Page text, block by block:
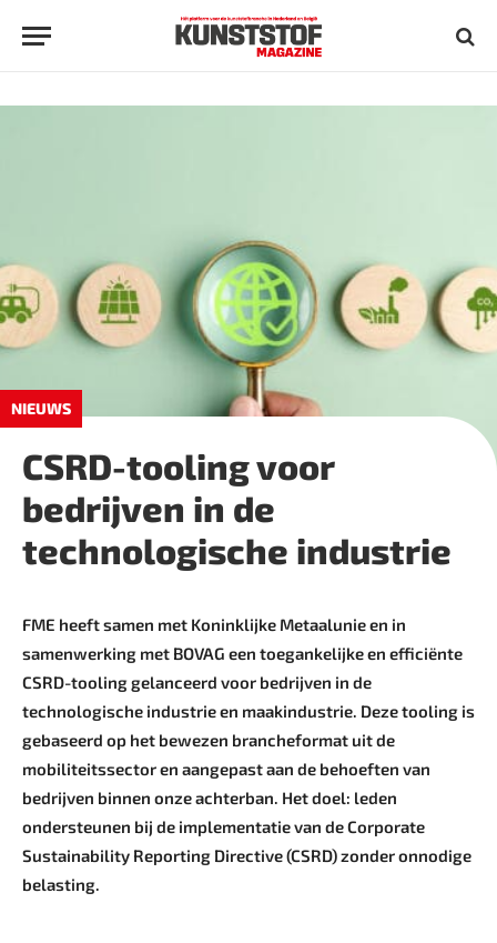
NIEUWS
CSRD-tooling voor
bedrijven in de
technologische industrie
FME heeft samen met Koninklijke Metaalunie en in
samenwerking met BOVAG een toegankelijke en efficiënte
CSRD-tooling gelanceerd voor bedrijven in de
technologische industrie en maakindustrie. Deze tooling is
gebaseerd op het bewezen brancheformat uit de
mobiliteitssector en aangepast aan de behoeften van
bedrijven binnen onze achterban. Het doel: leden
ondersteunen bij de implementatie van de Corporate
Sustainability Reporting Directive (CSRD) zonder onnodige
belasting.